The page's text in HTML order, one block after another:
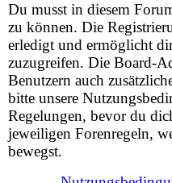
Du musst in diesem
zu können. Die
erledigt und ermöglicht
zuzugreifen. Die Board-
Benutzern auch
bitte unsere
Regelungen, bevor du
jeweiligen Forenregeln,
bewegst.